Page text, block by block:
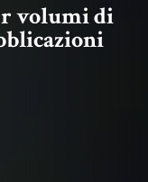
volumi di